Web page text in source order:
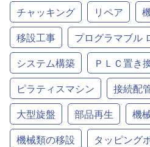
チャッキング リペア
移設工事
プログラマブル
システム構築
ＰＬＣ置き
ピラティスマシン
接続配
大型旋盤
部品再生
機
機械類の移設
タッピング